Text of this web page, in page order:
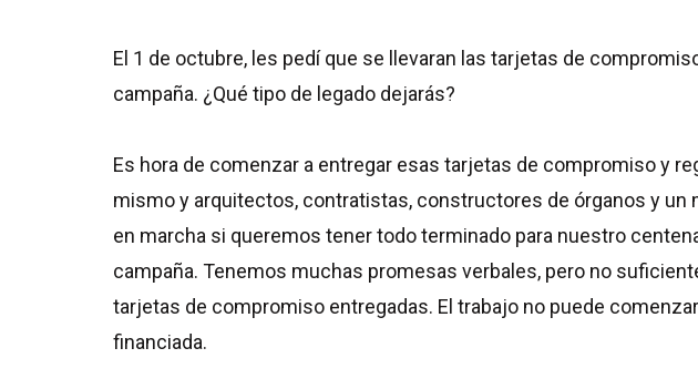
El 1 de octubre, les pedí que se llevaran las tarjetas de
campaña. ¿Qué tipo de legado dejarás?
Es hora de comenzar a entregar esas tarjetas de compromiso y
mismo y arquitectos, contratistas, constructores de órganos y un
en marcha si queremos tener todo terminado para nuestro
campaña. Tenemos muchas promesas verbales, pero no
tarjetas de compromiso entregadas. El trabajo no puede
financiada.